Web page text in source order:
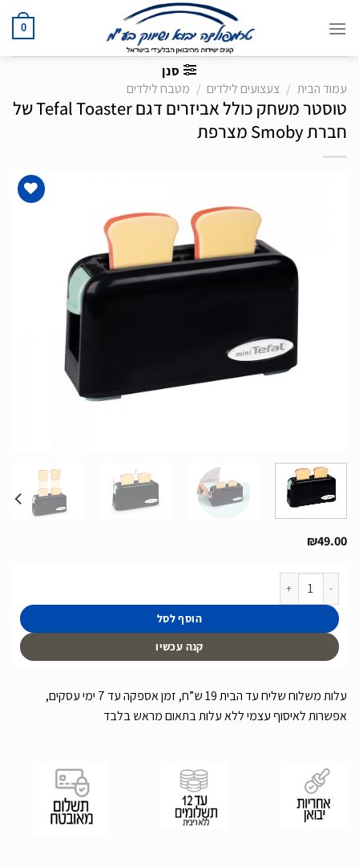
0
סנן
עמוד הבית
/ צעצועים לילדים / מטבח לילדים
טוסטר משחק כולל אביזרים דגם Tefal Toaster של
חברת Smoby מצרפת
₪49.00
כמות של טוסטר משחק כולל אביזרים דגם Tefal Toaster של חברת Smoby מצרפת
הוסף לסל
קנה עכשיו
עלות משלוח שליח עד הבית 19 ש”ח, זמן אספקה עד 7 ימי עסקים,
אפשרות לאיסוף עצמי ללא עלות בתאום מראש בלבד